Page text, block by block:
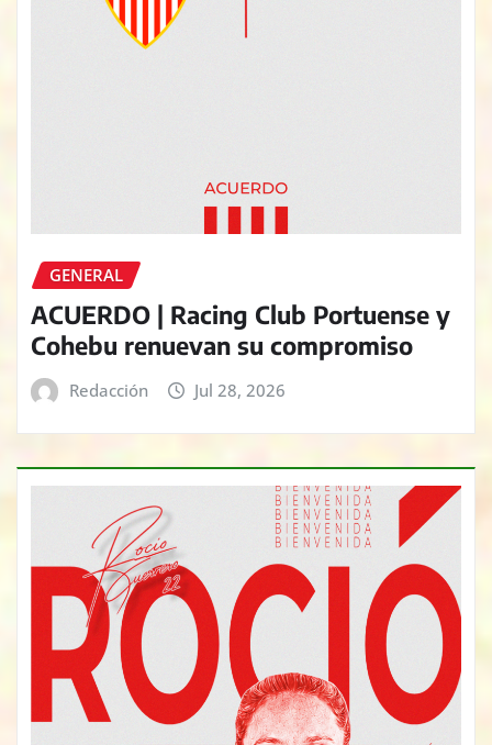
GENERAL
ACUERDO | Racing Club Portuense y
Cohebu renuevan su compromiso
Redacción Jul 28, 2026